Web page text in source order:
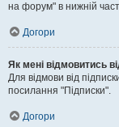
на форум" в нижній
Догори
Як мені відмовитись
Для відмови від
посилання "Підписки".
Догори